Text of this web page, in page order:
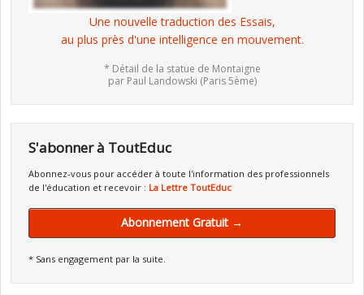
Une nouvelle traduction des Essais,
au plus près d'une intelligence en mouvement.
* Détail de la statue de Montaigne
par Paul Landowski (Paris 5ème)
S'abonner à ToutEduc
Abonnez-vous pour accéder à toute l'information des professionnels
de l'éducation et recevoir : La Lettre ToutEduc
Abonnement Gratuit →
* Sans engagement par la suite.